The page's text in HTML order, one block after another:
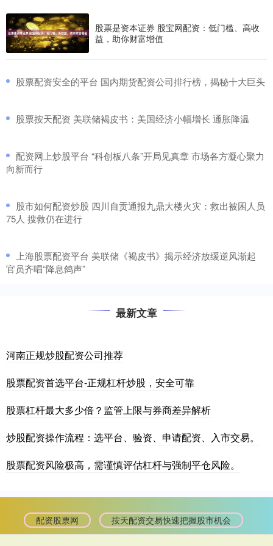
股票是资本证券 股宝网配资：低门槛、高收
益，助你财富增值
​股票配资安全的平台 国内期货配资公司排行榜，揭秘十大巨头
​股票按天配资 美联储褐皮书：美国经济小幅增长 通胀降温
​配资网上炒股平台 “科创板八条”开局见真章 市场各方凝心聚力
向新而行
​股市如何配资炒股 四川自贡通报九鼎大楼火灾：救出被困人员
75人 搜救仍在进行
​上海股票配资平台 美联储《褐皮书》揭示经济放缓逆风渐起
官员齐唱“降息鸽声”
最新文章
河南正规炒股配资公司推荐
股票配资首选平台-正规杠杆炒股，安全可靠
股票杠杆最大多少倍？监管上限与券商差异解析
炒股配资操作流程：选平台、验资、申请配资、入市交易。
股票配资风险极高，需谨慎评估杠杆与强制平仓风险。
配资股票网 按天配资交易快速把握股市机会